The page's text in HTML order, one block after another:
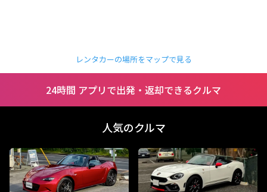
レンタカーの場所をマップで見る
24時間 アプリで出発・返却できるクルマ
人気のクルマ